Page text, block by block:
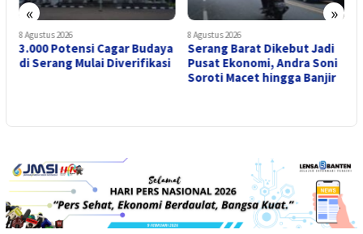
« »
8 Agustus 2026
3.000 Potensi Cagar Budaya
di Serang Mulai Diverifikasi
8 Agustus 2026
Serang Barat Dikebut Jadi
Pusat Ekonomi, Andra Soni
Soroti Macet hingga Banjir